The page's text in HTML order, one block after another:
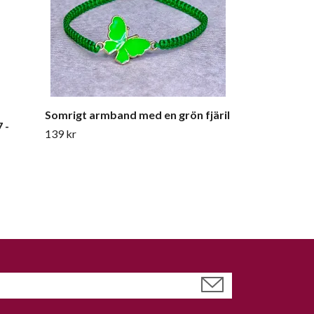
-
Somrigt armband med en grön fjäril
139 kr